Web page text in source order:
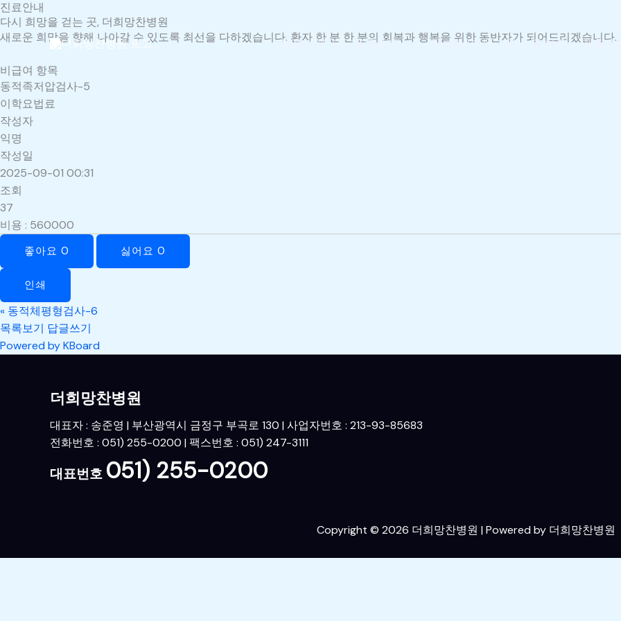
콘
텐
츠
건
너
뛰
기
병원소개 진료안내 진료과 안내 검사 및 치료 재활센터
진료안내
다시 희망을 걷는 곳, 더희망찬병원
새로운 희망을 향해 나아갈 수 있도록 최선을 다하겠습니다. 환자 한 분 한 분의 회복과 행복을 위한 동반자가 되어드리겠습니다.
비급여 항목
동적족저압검사-5
이학요법료
작성자
익명
작성일
2025-09-01 00:31
조회
37
비용 : 560000
좋아요 0 싫어요 0
인쇄
« 동적체평형검사-6
목록보기 답글쓰기
Powered by KBoard
더희망찬병원
대표자 : 송준영 | 부산광역시 금정구 부곡로 130 | 사업자번호 : 213-93-85683
전화번호 : 051) 255-0200 | 팩스번호 : 051) 247-3111
대표번호 051) 255-0200
Copyright © 2026 더희망찬병원 | Powered by 더희망찬병원